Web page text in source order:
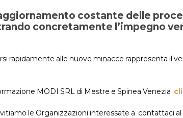
costante delle
concretamente l’impegno
rapidamente alle nuove minacce rappresenta il
MODI SRL di Mestre e Spinea Venezia
le Organizzazioni interessate a contattaci